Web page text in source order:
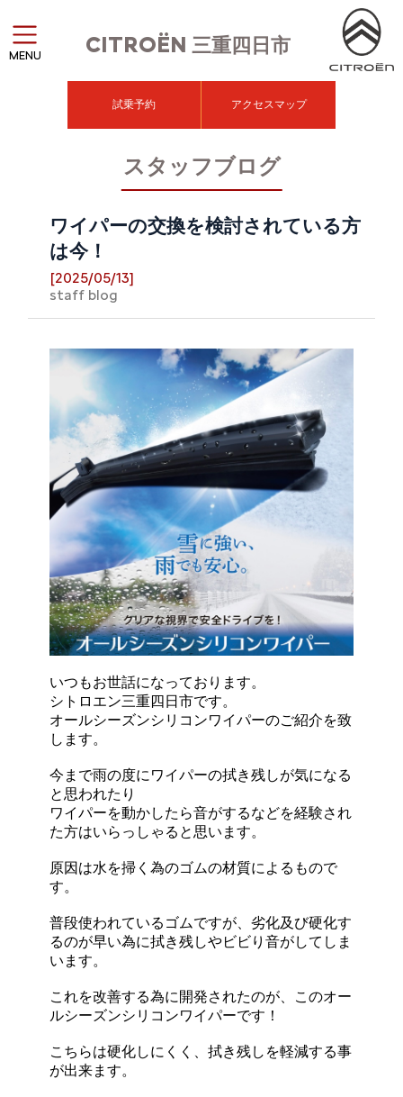
CITROËN 三重四日市
MENU
試乗予約 アクセスマップ
スタッフブログ
ワイパーの交換を検討されている方
は今！
[2025/05/13]
staff blog
いつもお世話になっております。
シトロエン三重四日市です。
オールシーズンシリコンワイパーのご紹介を致
します。
今まで雨の度にワイパーの拭き残しが気になる
と思われたり
ワイパーを動かしたら音がするなどを経験され
た方はいらっしゃると思います。
原因は水を掃く為のゴムの材質によるもので
す。
普段使われているゴムですが、劣化及び硬化す
るのが早い為に拭き残しやビビり音がしてしま
います。
これを改善する為に開発されたのが、このオー
ルシーズンシリコンワイパーです！
こちらは硬化しにくく、拭き残しを軽減する事
が出来ます。